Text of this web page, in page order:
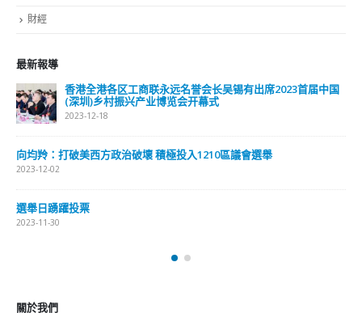
財經
最新報導
香港全港各区工商联永远名誉会长吴锡有出席2023首届中国
(深圳)乡村振兴产业博览会开幕式
2023-12-18
向均羚：打破美西方政治破壞 積極投入1210區議會選舉
2023-12-02
選舉日踴躍投票
2023-11-30
關於我們